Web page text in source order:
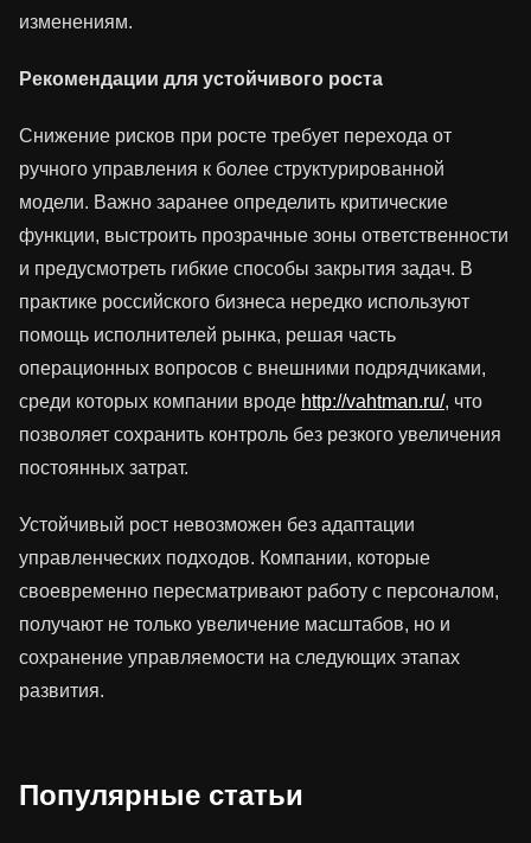
изменениям.
Рекомендации для устойчивого роста
Снижение рисков при росте требует перехода от
ручного управления к более структурированной
модели. Важно заранее определить критические
функции, выстроить прозрачные зоны ответственности
и предусмотреть гибкие способы закрытия задач. В
практике российского бизнеса нередко используют
помощь исполнителей рынка, решая часть
операционных вопросов с внешними подрядчиками,
среди которых компании вроде http://vahtman.ru/, что
позволяет сохранить контроль без резкого увеличения
постоянных затрат.
Устойчивый рост невозможен без адаптации
управленческих подходов. Компании, которые
своевременно пересматривают работу с персоналом,
получают не только увеличение масштабов, но и
сохранение управляемости на следующих этапах
развития.
Популярные статьи